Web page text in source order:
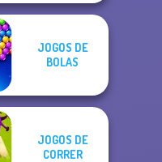
JOGOS DE
BOLAS
JOGOS DE
CORRER